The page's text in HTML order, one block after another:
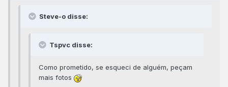
Steve-o disse:
Tspvc disse:
Como prometido, se esqueci de alguém, peçam
mais fotos